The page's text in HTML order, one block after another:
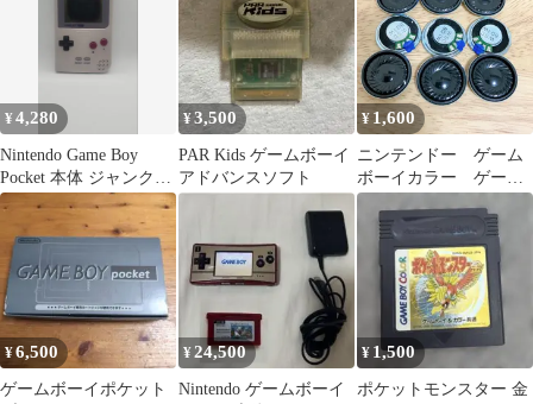
¥4,280
Nintendo Game Boy
Pocket 本体 ジャンク
MGB-001
¥3,500
PAR Kids ゲームボーイ
アドバンスソフト
¥ 1,600
ニンテンドー ゲーム
ボーイカラー ゲーム
ボーイアドバンス 新
品スピーカー 修理
DIY ジャンク修理 部
品 任天堂 GBA GBC
¥6,500
ゲームボーイポケット
¥24,500
Nintendo ゲームボーイ
¥ 1,500
ポケットモンスター 金